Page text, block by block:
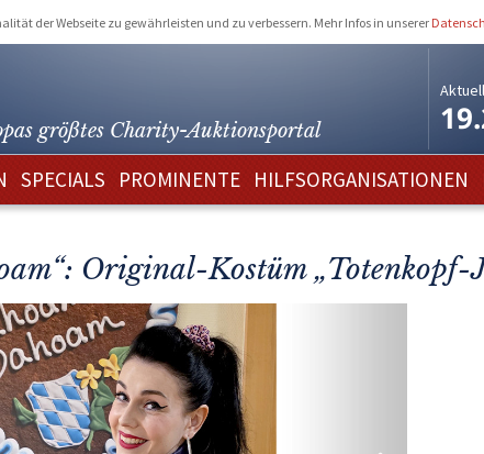
der Webseite zu gewährleisten und zu verbessern. Mehr Infos in unserer
größtes Charity-Auktionsportal
SPECIALS PROMINENTE HILFSORGANISATIONEN
Original-Kostüm „Totenkopf-